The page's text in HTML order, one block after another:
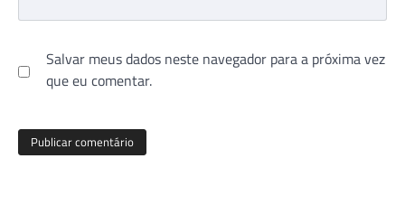
Salvar meus dados neste navegador para a próxima vez
que eu comentar.